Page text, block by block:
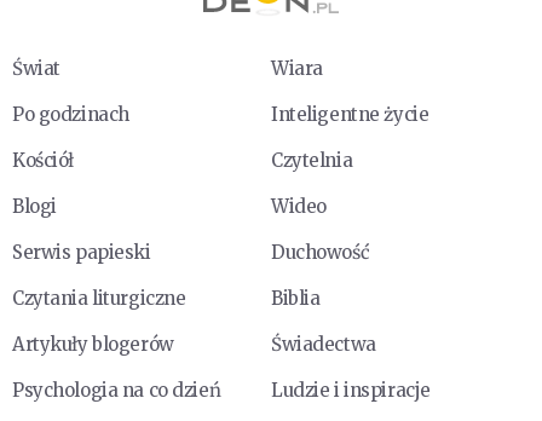
Świat
Wiara
Po godzinach
Inteligentne życie
Kościół
Czytelnia
Blogi
Wideo
Serwis papieski
Duchowość
Czytania liturgiczne
Biblia
Artykuły blogerów
Świadectwa
Psychologia na co dzień
Ludzie i inspiracje